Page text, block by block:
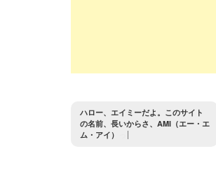
ハロー、 エイ ミ ーだよ 。 このサイ ト
の名前、 長いからさ 、 AMI（エー・ エ
ム ・ アイ）